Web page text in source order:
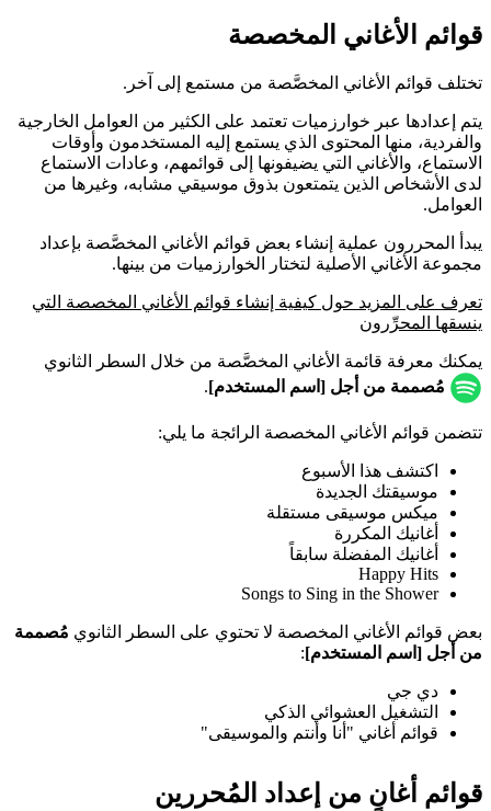
قوائم الأغاني المخصصة
تختلف قوائم الأغاني المخصَّصة من مستمع إلى آخر.
يتم إعدادها عبر خوارزميات تعتمد على الكثير من العوامل الخارجية
والفردية، منها المحتوى الذي يستمع إليه المستخدمون وأوقات
الاستماع، والأغاني التي يضيفونها إلى قوائمهم، وعادات الاستماع
لدى الأشخاص الذين يتمتعون بذوق موسيقي مشابه، وغيرها من
العوامل.
يبدأ المحررون عملية إنشاء بعض قوائم الأغاني المخصَّصة بإعداد
مجموعة الأغاني الأصلية لتختار الخوارزميات من بينها.
تعرف على المزيد حول كيفية إنشاء قوائم الأغاني المخصصة التي
ينسقها المحرِّرون
يمكنك معرفة قائمة الأغاني المخصَّصة من خلال السطر الثانوي
مُصممة من أجل [اسم المستخدم]
تتضمن قوائم الأغاني المخصصة الرائجة ما يلي:
اكتشف هذا الأسبوع
موسيقتك الجديدة
ميكس موسيقى مستقلة
أغانيك المكررة
أغانيك المفضلة سابقاً
Happy Hits
Songs to Sing in the Shower
بعض قوائم الأغاني المخصصة لا تحتوي على السطر الثانوي مُصممة
من أجل [اسم المستخدم]:
دي جي
التشغيل العشوائي الذكي
قوائم أغاني "أنا وأنتم والموسيقى"
قوائم أغانٍ من إعداد المُحررين